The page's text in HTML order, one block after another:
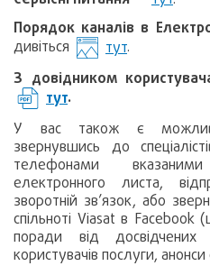
Порядок каналів в
дивіться
тут.
З довідником
тут.
У вас також є
звернувшись до
телефонами
електронного листа,
зворотній зв’язок, або
спільноті Viasat в Facebook
поради від досвідчених
користувачів послуги, анонси